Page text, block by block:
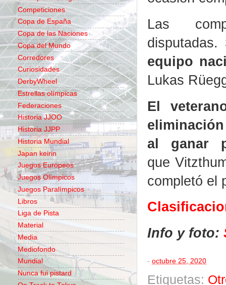
Las
disputadas.
equipo
Lukas
El
eliminación
al ganar
que
completó el
Info y foto:
- octubre 25, 2020
Etiquetas:
Competiciones
Copa de España
Copa de las Naciones
Copa del Mundo
Corredores
Curiosidades
DerbyWheel
Estrellas olímpicas
Federaciones
Historia JJOO
Historia JJPP
Historia Mundial
Japan keirin
Juegos Europeos
Juegos Olímpicos
Juegos Paralímpicos
Libros
Liga de Pista
Material
Media
Mediofondo
Mundial
Nunca fui pistard